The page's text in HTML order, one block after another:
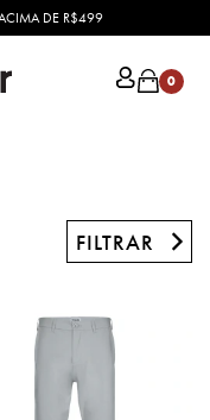
ACIMA DE R$499
0
FILTRAR